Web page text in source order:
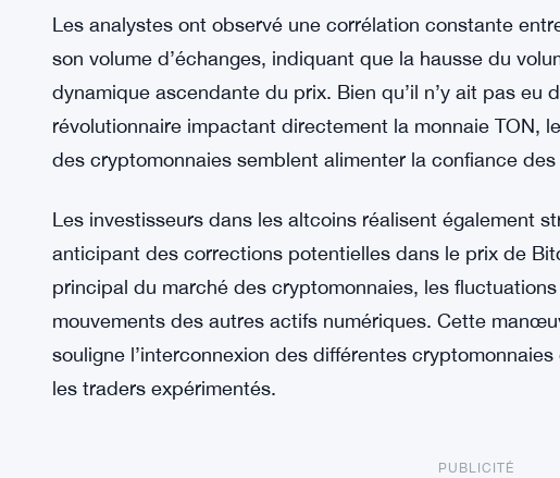
Les analystes ont observé une corrélation constante
son volume d’échanges, indiquant que la hausse du
dynamique ascendante du prix. Bien qu’il n’y ait pas eu
révolutionnaire impactant directement la monnaie TON,
des cryptomonnaies semblent alimenter la confiance
Les investisseurs dans les altcoins réalisent également
anticipant des corrections potentielles dans le prix de
principal du marché des cryptomonnaies, les
mouvements des autres actifs numériques. Cette
souligne l’interconnexion des différentes
les traders expérimentés.
PUBLICITÉ